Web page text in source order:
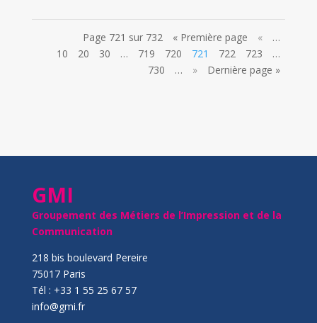
Page 721 sur 732 « Première page «
…
10
20 30 … 719 720 721 722 723
…
730
… » Dernière page »
GMI
Groupement des Métiers de l’Impression et de la
Communication
218 bis boulevard Pereire
75017 Paris
Tél : +33 1 55 25 67 57
info@gmi.fr